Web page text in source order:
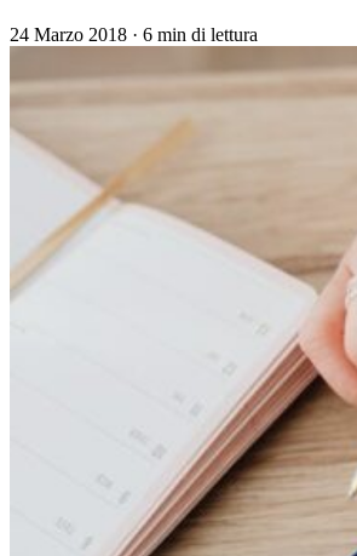
24 Marzo 2018 · 6 min di lettura